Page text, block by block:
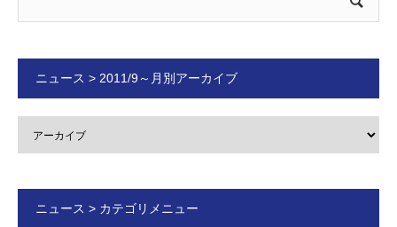
ニュース > 2011/9～月別アーカイブ
ニュース > カテゴリメニュー